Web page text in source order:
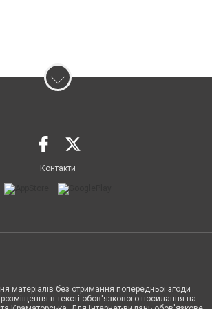
Контакти
матеріалів без отримання попередньої згоди
в тексті обов'язкового посилання на